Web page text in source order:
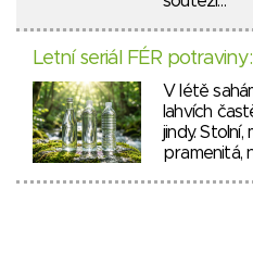
Letní seriál FÉR
V létě
lahvích
jindy. Stolní,
pramenitá,